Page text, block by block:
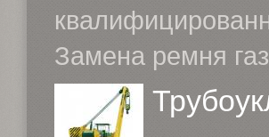
Замена ремня